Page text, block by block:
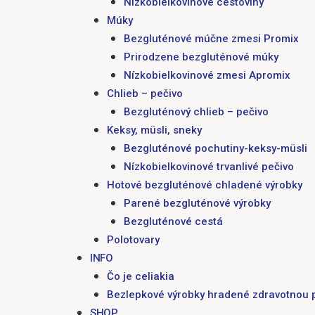
Múky
Bezgluténové múčne zmesi Promix
Prirodzene bezgluténové múky
Nízkobielkovinové zmesi Apromix
Chlieb – pečivo
Bezgluténový chlieb – pečivo
Keksy, müsli, sneky
Bezgluténové pochutiny-keksy-müsli
Nízkobielkovinové trvanlivé pečivo
Hotové bezgluténové chladené výrobky
Parené bezgluténové výrobky
Bezgluténové cestá
Polotovary
INFO
Čo je celiakia
Bezlepkové výrobky hradené zdravotnou